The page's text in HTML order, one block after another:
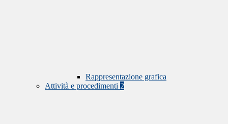
Rappresentazione grafica
Attività e procedimenti 2